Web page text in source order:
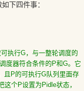
下四件事：
执行G，与一整轮调度的
度器符合条件的P和G。它
且P的可执行G队列里面存
个P设置为Pidle状态，